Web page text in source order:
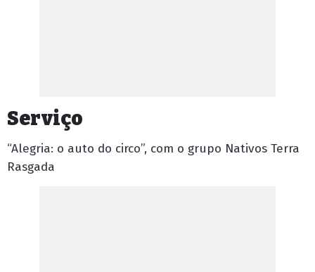
Serviço
“Alegria: o auto do circo”, com o grupo Nativos Terra
Rasgada